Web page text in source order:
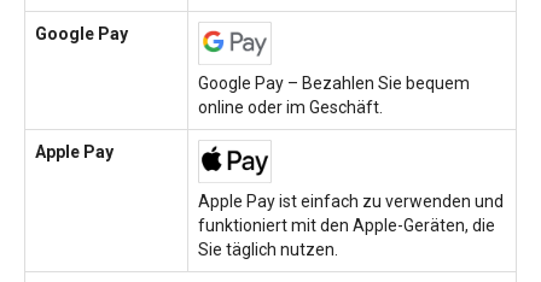
Google Pay
Google Pay – Bezahlen Sie bequem
online oder im Geschäft.
Apple Pay
Apple Pay ist einfach zu verwenden und
funktioniert mit den Apple-Geräten, die
Sie täglich nutzen.